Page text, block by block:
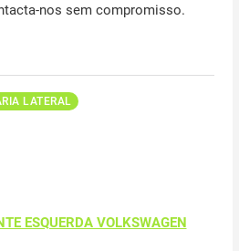
nos sem compromisso.
LATERAL
ESQUERDA VOLKSWAGEN